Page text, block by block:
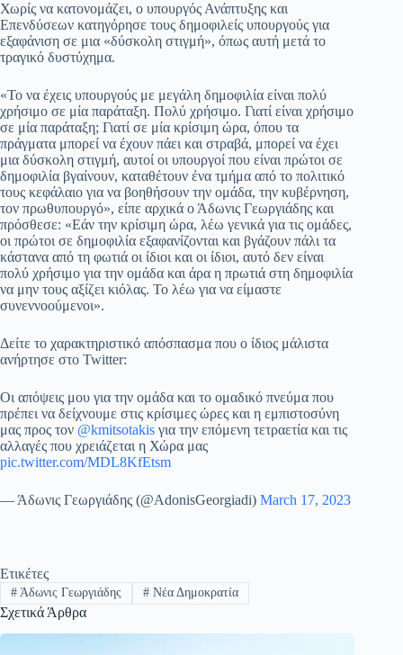
Χωρίς να κατονομάζει, ο υπουργός Ανάπτυξης και
Επενδύσεων κατηγόρησε τους δημοφιλείς υπουργούς για
εξαφάνιση σε μια «δύσκολη στιγμή», όπως αυτή μετά το
τραγικό δυστύχημα.
«Το να έχεις υπουργούς με μεγάλη δημοφιλία είναι πολύ
χρήσιμο σε μία παράταξη. Πολύ χρήσιμο. Γιατί είναι χρήσιμο
σε μία παράταξη; Γιατί σε μία κρίσιμη ώρα, όπου τα
πράγματα μπορεί να έχουν πάει και στραβά, μπορεί να έχει
μια δύσκολη στιγμή, αυτοί οι υπουργοί που είναι πρώτοι σε
δημοφιλία βγαίνουν, καταθέτουν ένα τμήμα από το πολιτικό
τους κεφάλαιο για να βοηθήσουν την ομάδα, την κυβέρνηση,
τον πρωθυπουργό», είπε αρχικά ο Άδωνις Γεωργιάδης και
πρόσθεσε: «Εάν την κρίσιμη ώρα, λέω γενικά για τις ομάδες,
οι πρώτοι σε δημοφιλία εξαφανίζονται και βγάζουν πάλι τα
κάστανα από τη φωτιά οι ίδιοι και οι ίδιοι, αυτό δεν είναι
πολύ χρήσιμο για την ομάδα και άρα η πρωτιά στη δημοφιλία
να μην τους αξίζει κιόλας. Το λέω για να είμαστε
συνεννοούμενοι».
Δείτε το χαρακτηριστικό απόσπασμα που ο ίδιος μάλιστα
ανήρτησε στο Twitter:
Οι απόψεις μου για την ομάδα και το ομαδικό πνεύμα που
πρέπει να δείχνουμε στις κρίσιμες ώρες και η εμπιστοσύνη
μας προς τον @kmitsotakis για την επόμενη τετραετία και τις
αλλαγές που χρειάζεται η Χώρα μας
pic.twitter.com/MDL8KfEtsm
— Άδωνις Γεωργιάδης (@AdonisGeorgiadi) March 17, 2023
Ετικέτες
#Άδωνις Γεωργιάδης #Νέα Δημοκρατία
Σχετικά Άρθρα